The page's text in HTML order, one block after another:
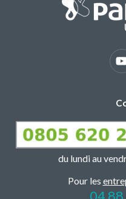
du lundi au
Pour les